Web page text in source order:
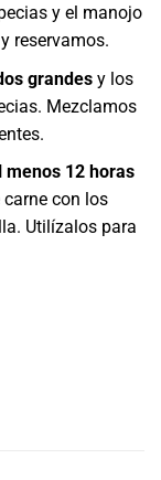
y el manojo
reservamos.
grandesy los
Mezclamos
menos 12 horas
con los
Utilízalos para